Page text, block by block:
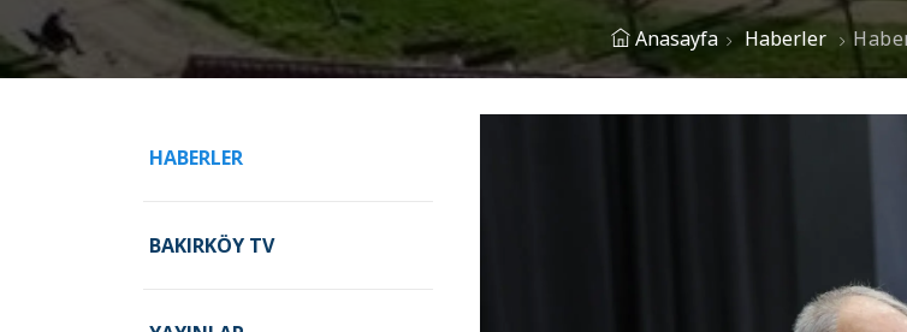
Anasayfa Haberler
HABERLER
BAKIRKÖY TV